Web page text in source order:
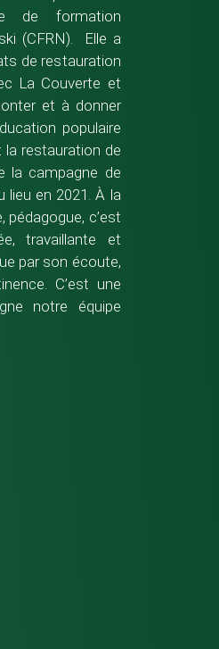
de formation
(CFRN). Elle a
de restauration
La Couverte et
et à donner
populaire
la restauration de
la campagne de
lieu en 2021. À la
c’est
travaillante et
par son écoute,
C’est une
notre équipe